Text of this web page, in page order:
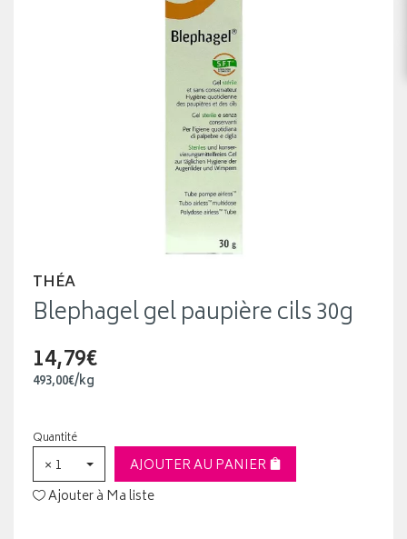
THÉA
Blephagel gel paupière cils 30g
14,79€
493,00€/kg
Quantité
× 1
AJOUTER AU PANIER
Ajouter à Ma liste